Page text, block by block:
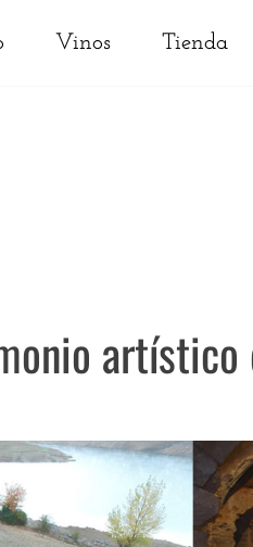
Vinos Tienda
artístico